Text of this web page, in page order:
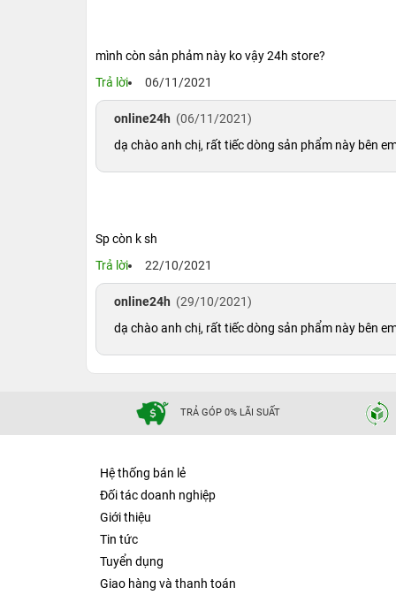
mình còn sản phảm này ko vậy 24h store?
Trả lời
06/11/2021
online24h (06/11/2021)
dạ chào anh chị, rất tiếc dòng sản phẩm này bên
Sp còn k sh
Trả lời
22/10/2021
online24h (29/10/2021)
dạ chào anh chị, rất tiếc dòng sản phẩm này bên
TRẢ GÓP 0% LÃI SUẤT
Hệ thống bán lẻ
Đối tác doanh nghiệp
Giới thiệu
Tin tức
Tuyển dụng
Giao hàng và thanh toán